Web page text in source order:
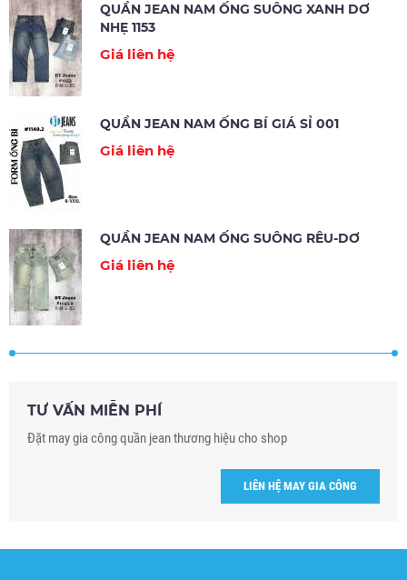
QUẦN JEAN NAM ỐNG SUÔNG XANH DƠ
NHẸ 1153
Giá liên hệ
QUẦN JEAN NAM ỐNG BÍ GIÁ SỈ 001
Giá liên hệ
QUẦN JEAN NAM ỐNG SUÔNG RÊU-DƠ
Giá liên hệ
TƯ VẤN MIỄN PHÍ
Đặt may gia công quần jean thương hiệu cho shop
LIÊN HỆ MAY GIA CÔNG